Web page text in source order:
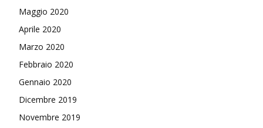
Maggio 2020
Aprile 2020
Marzo 2020
Febbraio 2020
Gennaio 2020
Dicembre 2019
Novembre 2019